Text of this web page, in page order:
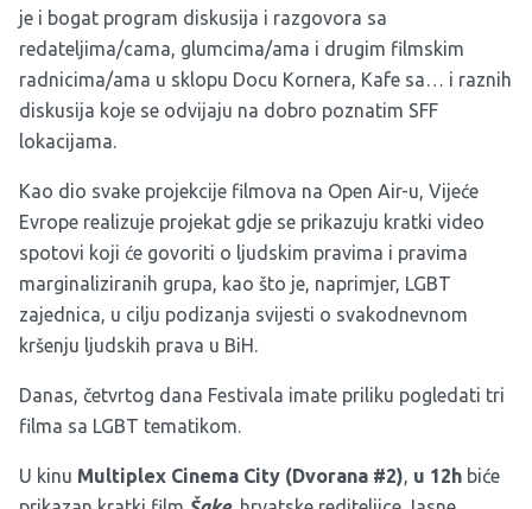
je i bogat program diskusija i razgovora sa
redateljima/cama, glumcima/ama i drugim filmskim
radnicima/ama u sklopu Docu Kornera, Kafe sa… i raznih
diskusija koje se odvijaju na dobro poznatim SFF
lokacijama.
Kao dio svake projekcije filmova na Open Air-u, Vijeće
Evrope realizuje projekat gdje se prikazuju kratki video
spotovi koji će govoriti o ljudskim pravima i pravima
marginaliziranih grupa, kao što je, naprimjer, LGBT
zajednica, u cilju podizanja svijesti o svakodnevnom
kršenju ljudskih prava u BiH.
Danas, četvrtog dana Festivala imate priliku pogledati tri
filma sa LGBT tematikom.
U kinu Multiplex Cinema City (Dvorana #2), u 12h biće